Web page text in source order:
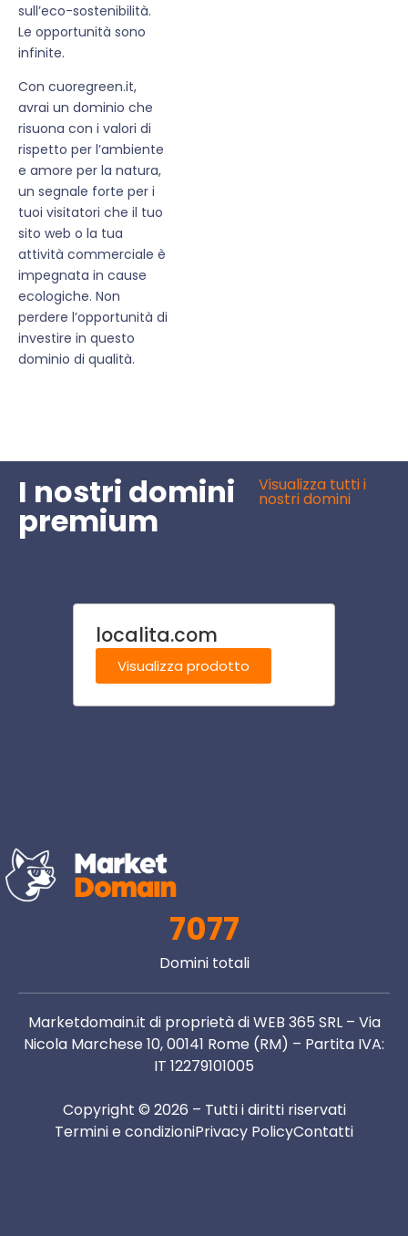
sull’eco-sostenibilità.
Le opportunità sono
infinite.
Con cuoregreen.it,
avrai un dominio che
risuona con i valori di
rispetto per l’ambiente
e amore per la natura,
un segnale forte per i
tuoi visitatori che il tuo
sito web o la tua
attività commerciale è
impegnata in cause
ecologiche. Non
perdere l’opportunità di
investire in questo
dominio di qualità.
I nostri domini
premium
Visualizza tutti i
nostri domini
localita.com
Visualizza prodotto
7077
Domini totali
Marketdomain.it di proprietà di WEB 365 SRL – Via
Nicola Marchese 10, 00141 Rome (RM) – Partita IVA:
IT 12279101005
Copyright © 2026 – Tutti i diritti riservati
Termini e condizioniPrivacy PolicyContatti